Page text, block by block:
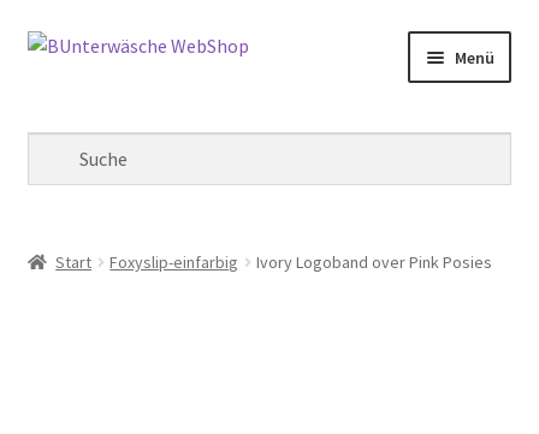
Zur
Zum
Menü
Warenkorb
Start Foxyslip-einfarbig Ivory Logoband over Pink Posies